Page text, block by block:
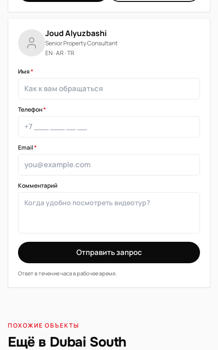
Joud Alyuzbashi
Senior Property Consultant
EN · AR · TR
Имя*
Телефон*
Email*
Комментарий
Отправить запрос
Ответ в течение часа в рабочее время.
ПОХОЖИЕ ОБЪЕКТЫ
Ещё в Dubai South